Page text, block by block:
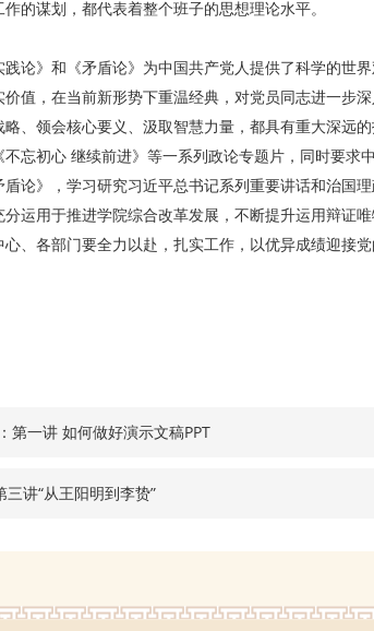
的谋划，都代表着整个班子的思想理论水平。
论》和《矛盾论》为中国共产党人提供了科学的世
值，在当前新形势下重温经典，对党员同志进一步
、领会核心要义、汲取智慧力量，都具有重大深远
忘初心 继续前进》等一系列政论专题片，同时要求
论》，学习研究习近平总书记系列重要讲话和治国
运用于推进学院综合改革发展，不断提升运用辩证
、各部门要全力以赴，扎实工作，以优异成绩迎接党
第一讲 如何做好演示文稿PPT
三讲“从王阳明到李贽”